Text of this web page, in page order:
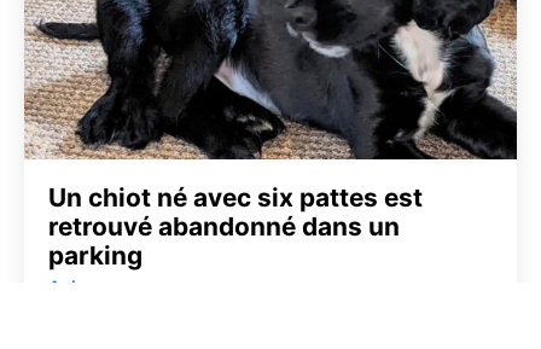
Un chiot né avec six pattes est
retrouvé abandonné dans un
parking
Animaux